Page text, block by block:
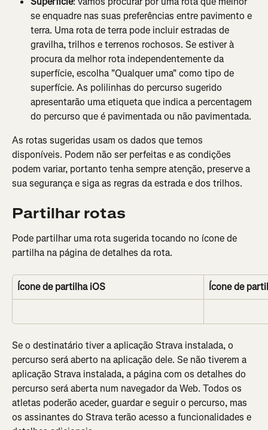
se enquadre nas suas preferências entre pavimento e
terra. Uma rota de terra pode incluir estradas de
gravilha, trilhos e terrenos rochosos. Se estiver à
procura da melhor rota independentemente da
superfície, escolha "Qualquer uma" como tipo de
superfície. As polilinhas do percurso sugerido
apresentarão uma etiqueta que indica a percentagem
do percurso que é pavimentada ou não pavimentada.
As rotas sugeridas usam os dados que temos
disponíveis. Podem não ser perfeitas e as condições
podem variar, portanto tenha sempre atenção, preserve a
sua segurança e siga as regras da estrada e dos trilhos.
Partilhar rotas
Pode partilhar uma rota sugerida tocando no ícone de
partilha na página de detalhes da rota.
Ícone de partilha iOS Ícone de
Se o destinatário tiver a aplicação Strava instalada, o
percurso será aberto na aplicação dele. Se não tiverem a
aplicação Strava instalada, a página com os detalhes do
percurso será aberta num navegador da Web. Todos os
atletas poderão aceder, guardar e seguir o percurso, mas
os assinantes do Strava terão acesso a funcionalidades e